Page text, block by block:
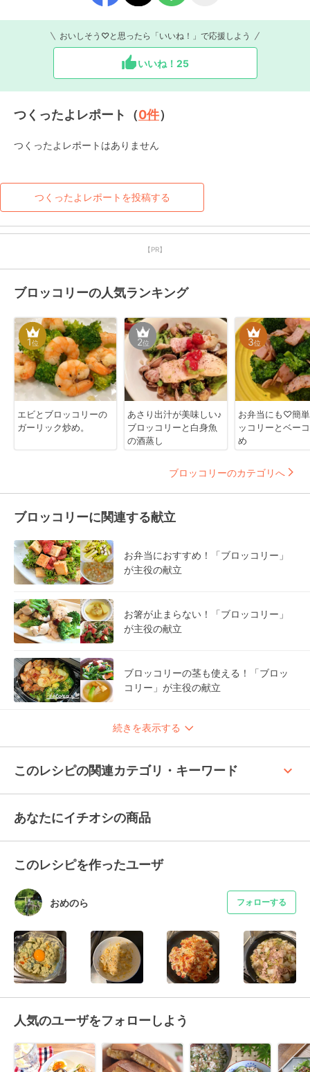
おいしそう♡と思ったら「いいね！」で応援しよう
いいね！ 25
つくったよレポート（0件）
つくったよレポートはありません
つくったよレポートを投稿する
【PR】
ブロッコリーの人気ランキング
1位
エビとブロッコリーの
ガーリック炒め。
2位
あさり出汁が美味しい♪
ブロッコリーと白身魚
の酒蒸し
3位
お弁当にも♡簡
ッコリーとベー
め
ブロッコリーのカテゴリへ
ブロッコリーに関連する献立
お弁当におすすめ！「ブロッコリー」
が主役の献立
お箸が止まらない！「ブロッコリー」
が主役の献立
ブロッコリーの茎も使える！「ブロッ
コリー」が主役の献立
続きを表示する
このレシピの関連カテゴリ・キーワード keyboard_arrow_up
あなたにイチオシの商品
このレシピを作ったユーザ
おめのら フォローする
人気のユーザをフォローしよう